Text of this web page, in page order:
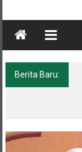
Berita Baru: